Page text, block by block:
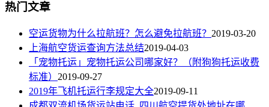
热门文章
空运货物为什么拉航班？怎么避免拉航班？ 2019-03-20
上海航空货运查询方法总结2019-04-03
「宠物托运」宠物托运公司哪家好？（附狗狗托运收费
标准） 2019-09-27
2019年飞机托运行李规定大全2019-09-11